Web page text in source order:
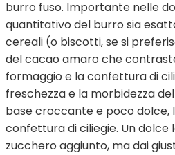
burro fuso. Importante nelle
quantitativo del burro sia
cereali (o biscotti, se si
del cacao amaro che
formaggio e la confettura di
freschezza e la morbidezza
base croccante e poco dolce,
confettura di ciliegie. Un dolce
zucchero aggiunto, ma dai